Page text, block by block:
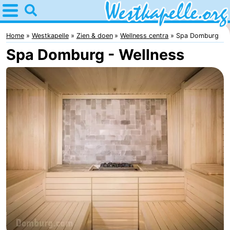
Home
Westkapelle
Tips
Voor
kinderen
Overnachten
Appartementen
-
Duinweg
-
Résidence
Wijngaerde
Campings
Hotels
Home Westkapelle Zien & doen Wellness centra Spa Domburg
Spa Domburg - Wellness